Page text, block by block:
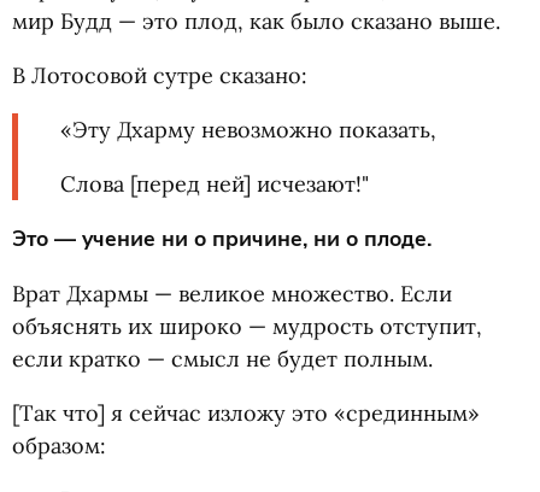
мир Будд — это плод, как было сказано выше.
В Лотосовой сутре сказано:
«Эту Дхарму невозможно показать,
Слова [перед ней] исчезают!"
Это — учение ни о причине, ни о плоде.
Врат Дхармы — великое множество. Если
объяснять их широко — мудрость отступит,
если кратко — смысл не будет полным.
[Так что] я сейчас изложу это «срединным»
образом: